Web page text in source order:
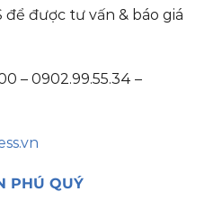
để được tư vấn & báo giá
– 0902.99.55.34 –
PHÚ QUÝ